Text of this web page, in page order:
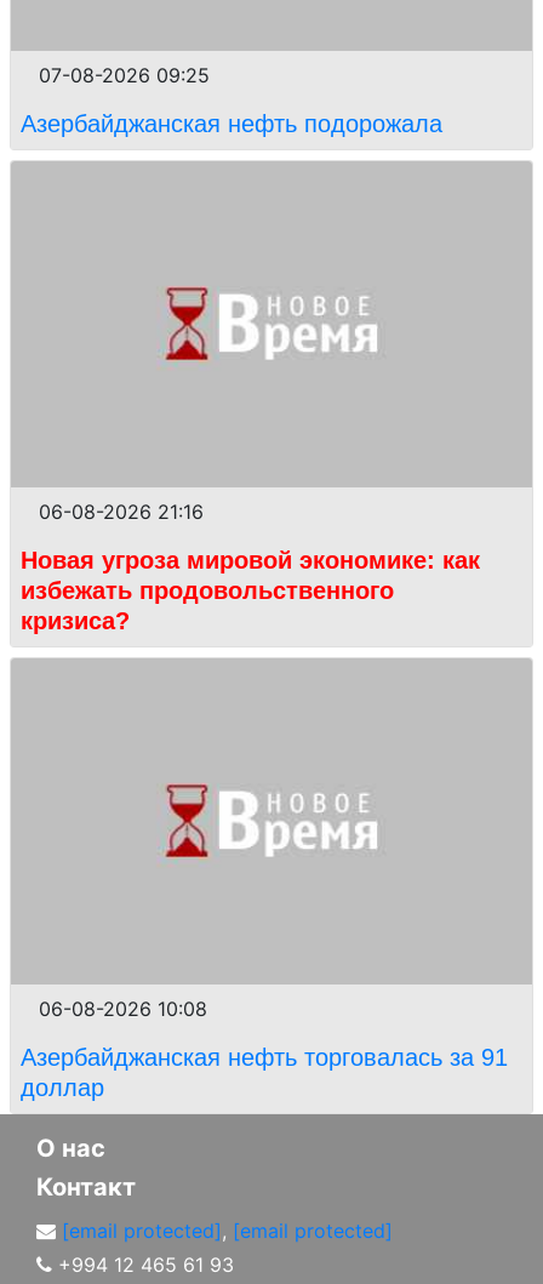
07-08-2026 09:25
Азербайджанская нефть подорожала
06-08-2026 21:16
Новая угроза мировой экономике: как
избежать продовольственного
кризиса?
06-08-2026 10:08
Азербайджанская нефть торговалась за 91
доллар
О нас
Контакт
[email protected], [email protected]
+994 12 465 61 93